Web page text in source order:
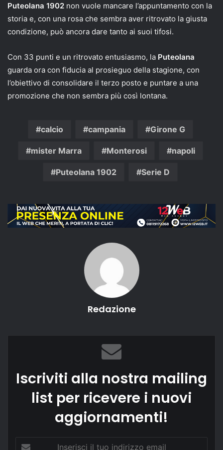
Puteolana 1902 non vuole mancare l’appuntamento con la
storia e, con una rosa che sembra aver ritrovato la giusta
condizione, può ancora dare tanto ai suoi tifosi.
Con 33 punti e un ritrovato entusiasmo, la Puteolana
guarda ora con fiducia al prosieguo della stagione, con
l’obiettivo di consolidare il terzo posto e puntare a una
promozione che non sembra più così lontana.
calcio campania Girone G
mister Marra Monterosi napoli
Puteolana 1902 Serie D
Redazione
Iscriviti alla nostra mailing
list per ricevere i nuovi
aggiornamenti!